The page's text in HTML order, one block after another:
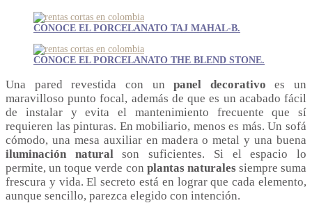
CONOCE EL PORCELANATO TAJ MAHAL-B.
CONOCE EL PORCELANATO THE BLEND STONE.
Una pared revestida con unpanel decorativoes un
maravilloso punto focal, además de que es un acabado fácil
de instalar y evita el mantenimiento frecuente que sí
requieren las pinturas. En mobiliario, menos es más. Un sofá
cómodo, una mesa auxiliar en madera o metal y una buena
iluminación naturalson suficientes. Si el espacio lo
permite, un toque verde con plantas naturalessiempre suma
frescura y vida. El secreto está en lograr que cada elemento,
aunque sencillo, parezca elegido con intención.